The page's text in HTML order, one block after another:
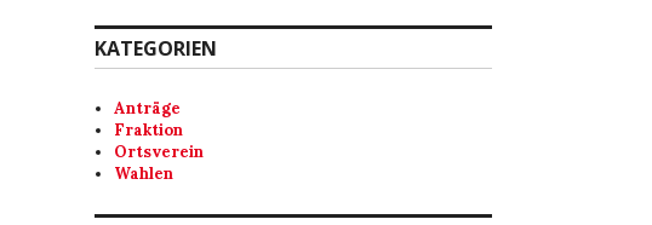
KATEGORIEN
Anträge
Fraktion
Ortsverein
Wahlen